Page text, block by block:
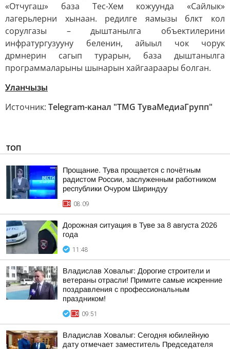
«Отчугаш» база Тес-Хем кожуунда «Сайлык»
лагерьлерни хынаан. редилге яамызы блкт кол
сорулгазы – дыштанылга объектилерини
инфратургузууну беленин, айыыл чок чорук
дрмнерин сагып турарын, база дыштанылга
программаларыны шынарын хайгаараары болган.
Уланчызы
Источник: Telegram-канал "TMG ТуваМедиаГрупп"
ТОП
Прощание. Тува прощается с почётным
радистом России, заслуженным работником
республики Очуром Шириндуу
08:09
Дорожная ситуация в Туве за 8 августа 2026
года
11:48
Владислав Ховалыг: Дорогие строители и
ветераны отрасли! Примите самые искренние
поздравления с профессиональным
праздником!
09:51
Владислав Ховалыг: Сегодня юбилейную
дату отмечает заместитель Председателя